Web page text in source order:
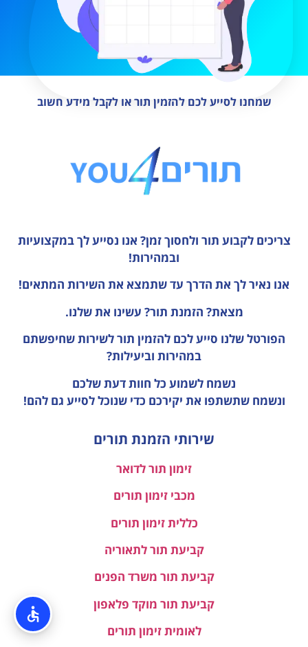
שמחנו לסייע לכם להזמין תור או לקבל מידע חשוב
צריכים לקבוע תור ולחסוך זמן? אנו נסייע לך במקצועיות
ובמהירות!
אנו נאיר לך את הדרך עד שתמצא את השירות המתאים!
מצאת? הזמנת תור? עשינו את שלנו.
הפורטל שלנו סייע לכם להזמין תור לשירות שחיפשתם
במהירות וביעילות?
נשמח לשמוע כל חוות דעתשלכם
ונשמח שתשתפו את יקירכם כדי שנוכל לסייע גם להם!
שירותי הזמנת תורים
זימון תור לדואר
מכבי זימון תורים
כללית זימון תורים
קביעת תור לתאוריה
קביעת תור משרד הפנים
קביעת תור מוקד פלאפון
לאומית זימון תורים